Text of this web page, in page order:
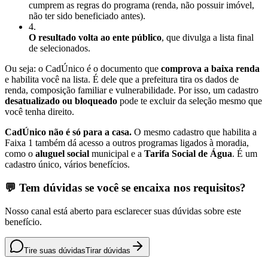
cumprem as regras do programa (renda, não possuir imóvel,
não ter sido beneficiado antes).
4.
O resultado volta ao ente público, que divulga a lista final
de selecionados.
Ou seja: o CadÚnico é o documento que comprova a baixa renda
e habilita você na lista. É dele que a prefeitura tira os dados de
renda, composição familiar e vulnerabilidade. Por isso, um cadastro
desatualizado ou bloqueado pode te excluir da seleção mesmo que
você tenha direito.
CadÚnico não é só para a casa. O mesmo cadastro que habilita a
Faixa 1 também dá acesso a outros programas ligados à moradia,
como o aluguel social municipal e a Tarifa Social de Água. É um
cadastro único, vários benefícios.
💬 Tem dúvidas se você se encaixa nos requisitos?
Nosso canal está aberto para esclarecer suas dúvidas sobre este
benefício.
Tire suas dúvidasTirar dúvidas